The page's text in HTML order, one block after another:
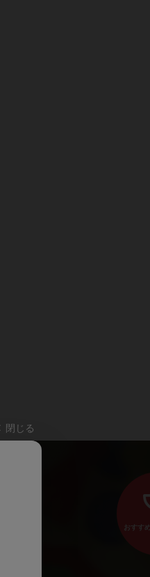
閉じる
おすす